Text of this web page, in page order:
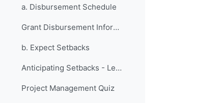
a. Disbursement Schedule
Grant Disbursement Information
b. Expect Setbacks
Anticipating Setbacks - Lessons from Previous Fellows
Project Management Quiz